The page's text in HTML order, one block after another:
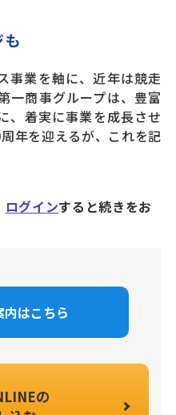
事業を軸に、近年は競走
一商事グループは、豊富
、着実に事業を成長させ
年を迎えるが、これを記
ログインすると続きをお
はこちら
の